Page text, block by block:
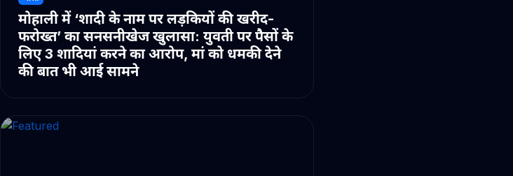
मोहाली में ‘शादी के नाम पर लड़कियों की खरीद-
फरोख्त’ का सनसनीखेज खुलासा: युवती पर पैसों के
लिए 3 शादियां करने का आरोप, मां को धमकी देने
की बात भी आई सामने